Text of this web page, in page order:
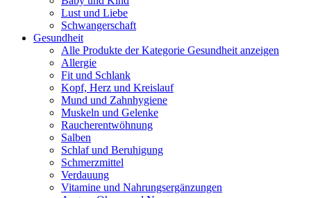
Lust und Liebe
Schwangerschaft
Gesundheit
Alle Produkte der Kategorie Gesundheit anzeigen
Allergie
Fit und Schlank
Kopf, Herz und Kreislauf
Mund und Zahnhygiene
Muskeln und Gelenke
Raucherentwöhnung
Salben
Schlaf und Beruhigung
Schmerzmittel
Verdauung
Vitamine und Nahrungsergänzungen